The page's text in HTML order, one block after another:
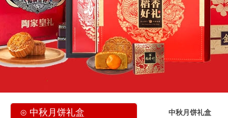
中秋月饼礼盒
⊙ 中秋月饼礼盒